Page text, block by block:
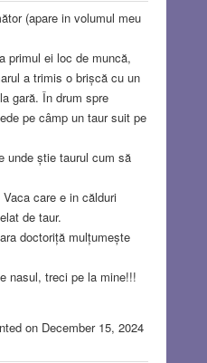
(apare in volumul meu
primul ei loc de muncă,
a trimis o brișcă cu un
gară. În drum spre
pe câmp un taur suit pe
unde știe taurul cum să
care e in călduri
de taur.
doctoriță mulțumește
nasul, treci pe la mine!!!
on December 15, 2024